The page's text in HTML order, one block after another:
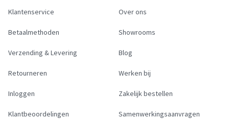
Klantenservice
Betaalmethoden
Verzending & Levering
Retourneren
Inloggen
Klantbeoordelingen
Over ons
Showrooms
Blog
Werken bij
Zakelijk bestellen
Samenwerkingsaanvragen